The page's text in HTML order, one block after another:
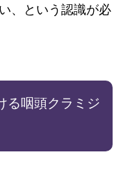
、という認識が必
る咽頭クラミジ